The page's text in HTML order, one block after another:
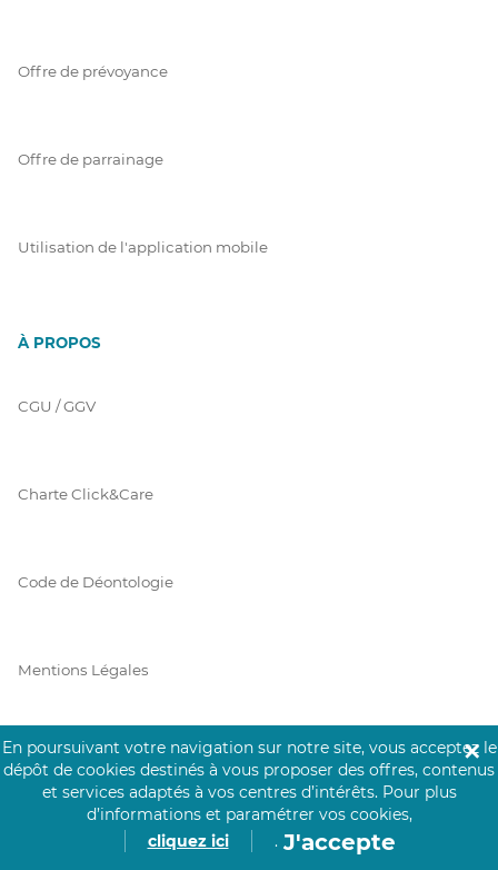
Offre de prévoyance
Offre de parrainage
Utilisation de l'application mobile
À PROPOS
CGU / GGV
Charte Click&Care
Code de Déontologie
Mentions Légales
Prérequis Click&Care
Protection des Données
En poursuivant votre navigation sur notre site, vous acceptez le
dépôt de cookies destinés à vous proposer des offres, contenus
et services adaptés à vos centres d’intérêts. Pour plus
d’informations et paramétrer vos cookies,
cliquez ici
. J'accepte
✕